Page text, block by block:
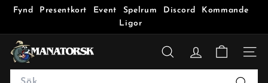
Fynd Presentkort Event Spelrum Discord
Kommande
Ligor
M
a SÖK
Search